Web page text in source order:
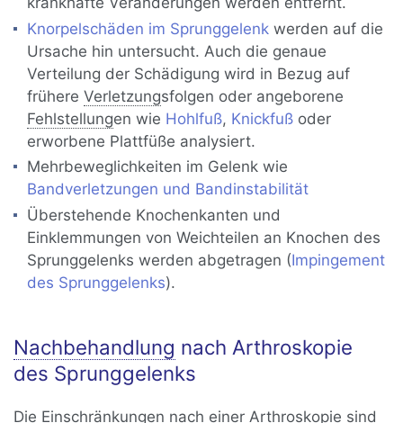
Knorpelschäden im Sprunggelenk werden auf die
Ursache hin untersucht. Auch die genaue
Verteilung der Schädigung wird in Bezug auf
frühereVerletzungsfolgen oder angeborene
Fehlstellungen wie Hohlfuß, Knickfuß oder
erworbene Plattfüße analysiert.
Mehrbeweglichkeiten im Gelenk wie
Bandverletzungen und Bandinstabilität
Überstehende Knochenkanten und
Einklemmungen von Weichteilen an Knochen des
Sprunggelenks werden abgetragen (Impingement
des Sprunggelenks).
Nachbehandlung nach Arthroskopie
des Sprunggelenks
Die Einschränkungen nach einer Arthroskopie sind